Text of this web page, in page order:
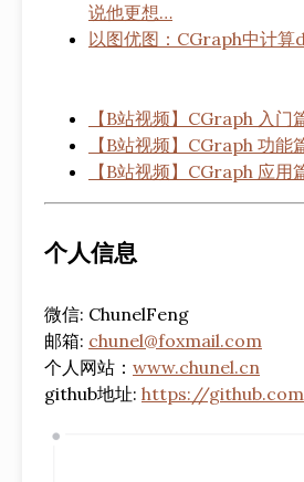
说他更想…
以图优图：CGraph中计算
【B站视频】CGraph 入门
【B站视频】CGraph 功能
【B站视频】CGraph 应用
个人信息
微信: ChunelFeng
邮箱: chunel@foxmail.com
个人网站： www.chunel.cn
github地址: https://